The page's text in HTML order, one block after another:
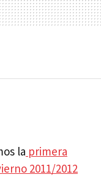
la primera
2011/2012